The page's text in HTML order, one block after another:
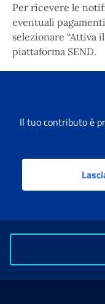
Per ricevere le
eventuali
selezionare “Attiva
piattaforma SEND.
Il tuo contributo è